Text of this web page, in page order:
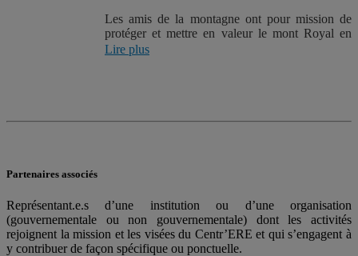
Les amis de la montagne ont pour mission de
protéger et mettre en valeur le mont Royal en
privilégiant l’engagement de la communauté et
individus, des associations, des chefs de file de la
À travers leurs initiatives pour la défense des
intérêts, leurs activités d’éducation et de
sensibilisation et leurs projets d’amélioration et
de mise en valeur, Les amis de la montagne
Lire plus
Partenaires associés
Représentant.e.s d’une institution ou d’une organisation
(gouvernementale ou non gouvernementale) dont les activités
rejoignent la mission et les visées du Centr’ERE et qui s’engagent à
y contribuer de façon spécifique ou ponctuelle.